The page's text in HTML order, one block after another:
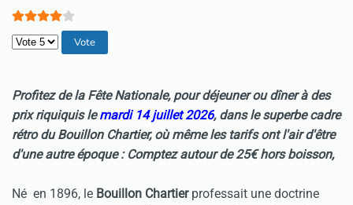
Veuillez voter
Profitez de la Fête Nationale, pour déjeuner ou dîner à des
prix riquiquis lemardi 14 juillet 2026, dans le superbe cadre
rétro du Bouillon Chartier, où même les tarifs ont l'air d'être
d'une autre époque : Comptez autour de 25€ hors boisson,
Né en 1896, le Bouillon Chartierprofessait une doctrine